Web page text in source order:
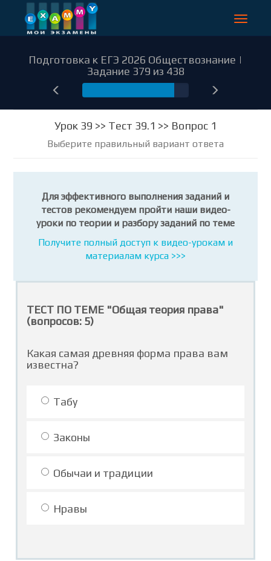
Toggle
Подготовка к ЕГЭ 2026 Обществознание |
Задание 379 из 438
Урок 39 >> Тест 39.1 >> Вопрос 1
Выберите правильный вариант ответа
Для эффективного выполнения заданий и
тестов рекомендуем пройти наши видео-
уроки по теории и разбору заданий по теме
Получите полный доступ к видео-урокам и
материалам курса >>>
ТЕСТ ПО ТЕМЕ "Общая теория права"
(вопросов: 5)
Какая самая древняя форма права вам
известна?
Табу
Законы
Обычаи и традиции
Нравы